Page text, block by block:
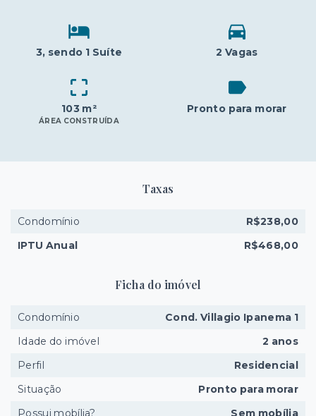
3, sendo 1 Suíte 2 Vagas
103 m²
ÁREA CONSTRUÍDA
Pronto para morar
Taxas
Condomínio
R$238,00
IPTU Anual
R$468,00
Ficha do imóvel
Condomínio
Cond. Villagio Ipanema 1
Idade do imóvel
2 anos
Perfil
Residencial
Situação
Pronto para morar